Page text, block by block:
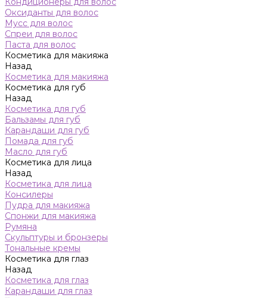
Оксиданты для волос
Мусс для волос
Спреи для волос
Паста для волос
Косметика для макияжа
Назад
Косметика для макияжа
Косметика для губ
Назад
Косметика для губ
Бальзамы для губ
Карандаши для губ
Помада для губ
Масло для губ
Косметика для лица
Назад
Косметика для лица
Консилеры
Пудра для макияжа
Спонжи для макияжа
Румяна
Скульптуры и бронзеры
Тональные кремы
Косметика для глаз
Назад
Косметика для глаз
Карандаши для глаз